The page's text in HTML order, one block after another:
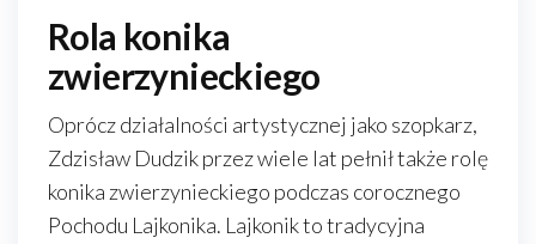
Rola konika
zwierzynieckiego
Oprócz działalności artystycznej jako szopkarz,
Zdzisław Dudzik przez wiele lat pełnił także rolę
konika zwierzynieckiego podczas corocznego
Pochodu Lajkonika. Lajkonik to tradycyjna